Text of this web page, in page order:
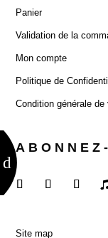
d
Panier
Validation de la
Mon compte
Politique de
Condition générale de
Site map